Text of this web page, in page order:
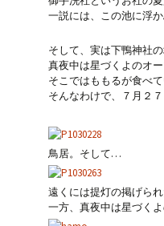
一説には、この池に浮
そして、実は下鴨神社
真夜中は星づくよのオ
そこではももるが食べ
そんなわけで、７月２
鳥居。そして…
遠くには提灯の掲げられ
一方、真夜中は星づく